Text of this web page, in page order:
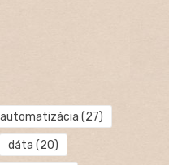
automatizácia (27)
dáta (20)